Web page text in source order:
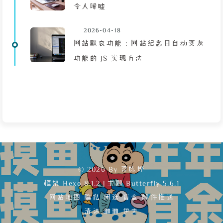
令人唏嘘
2026-04-18
网站默哀功能：网站纪念日自动变灰
功能的 JS 实现方法
© 2026 By 梁栋烨
框架Hexo 8.1.2 | 主题Butterfly 5.6.1
网站地图
隐私 闲逛 盲盒 邮件推送
清沫 琳琳 伊夫